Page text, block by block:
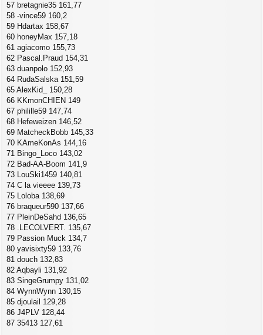
57 bretagnie35 161,77
58 -vince59 160,2
59 Hdartax 158,67
60 honeyMax 157,18
61 agiacomo 155,73
62 Pascal.Praud 154,31
63 duanpolo 152,93
64 RudaSalska 151,59
65 AlexKid_ 150,28
66 KKmonCHIEN 149
67 philille59 147,74
68 Hefeweizen 146,52
69 MatcheckBobb 145,33
70 KAmeKonAs 144,16
71 Bingo_Loco 143,02
72 Bad-AA-Boom 141,9
73 LouSki1459 140,81
74 C la vieeee 139,73
75 Loloba 138,69
76 braqueur590 137,66
77 PleinDeSahd 136,65
78 .LECOLVERT. 135,67
79 Passion Muck 134,7
80 yavisixty59 133,76
81 douch 132,83
82 Aqbayli 131,92
83 SingeGrumpy 131,02
84 WynnWynn 130,15
85 djoulail 129,28
86 J4PLV 128,44
87 35413 127,61